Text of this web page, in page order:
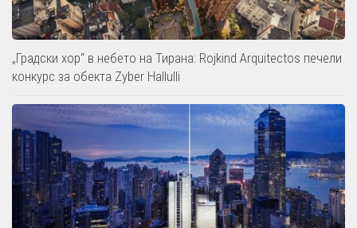
„Градски хор“ в небето на Тирана: Rojkind Arquitectos печели
конкурс за обекта Zyber Hallulli